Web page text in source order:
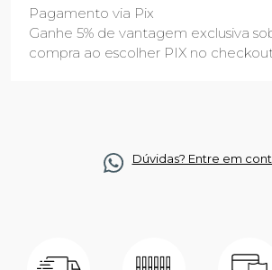
Pagamento via Pix
Ganhe 5% de vantagem exclusiva
compra ao escolher PIX no
Dúvidas? Entre em